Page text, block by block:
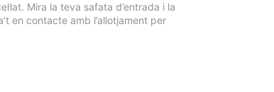
Mira la teva safata d’entrada i la
en contacte amb l’allotjament per